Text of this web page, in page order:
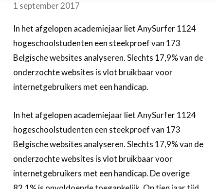
1 september 2017
In het afgelopen academiejaar liet AnySurfer 1124
hogeschoolstudenten een steekproef van 173
Belgische websites analyseren. Slechts 17,9% van de
onderzochte websites is vlot bruikbaar voor
internetgebruikers met een handicap.
In het afgelopen academiejaar liet AnySurfer 1124
hogeschoolstudenten een steekproef van 173
Belgische websites analyseren. Slechts 17,9% van de
onderzochte websites is vlot bruikbaar voor
internetgebruikers met een handicap. De overige
Bedrijvenzoeker
Over FeWeb
Lid worden Account